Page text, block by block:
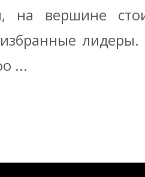
на вершине
лидеры.
...